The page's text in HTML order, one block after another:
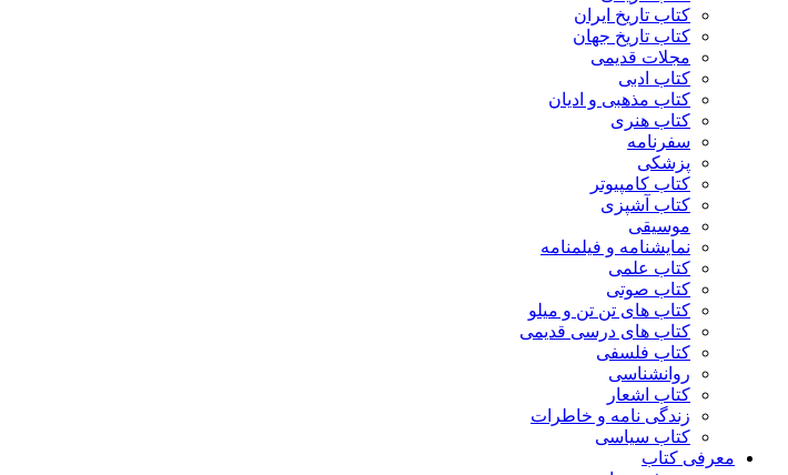
کتاب تاریخ ایران
کتاب تاریخ جهان
مجلات قدیمی
کتاب ادبی
کتاب مذهبی و ادیان
کتاب هنری
سفرنامه
پزشکی
کتاب کامپیوتر
کتاب آشپزی
موسیقی
نمایشنامه و فیلمنامه
کتاب علمی
کتاب صوتی
کتاب های تن تن و میلو
کتاب های درسی قدیمی
کتاب فلسفی
روانشناسی
کتاب اشعار
زندگی نامه و خاطرات
کتاب سیاسی
معرفی کتاب